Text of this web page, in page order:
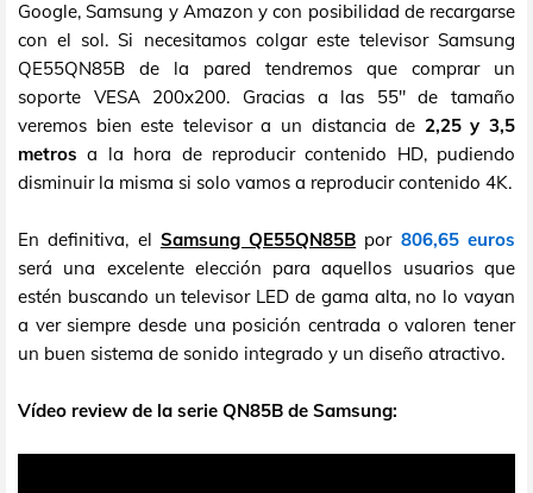
Google, Samsung y Amazon y con posibilidad de recargarse
con el sol. Si necesitamos colgar este televisor Samsung
QE55QN85B de la pared tendremos que comprar un
soporte VESA 200x200. Gracias a las 55" de tamaño
veremos bien este televisor a un distancia de 2,25 y 3,5
metros a la hora de reproducir contenido HD, pudiendo
disminuir la misma si solo vamos a reproducir contenido 4K.
En definitiva, el Samsung QE55QN85B por 806,65 euros
será una excelente elección para aquellos usuarios que
estén buscando un televisor LED de gama alta, no lo vayan
a ver siempre desde una posición centrada o valoren tener
un buen sistema de sonido integrado y un diseño atractivo.
Vídeo review de la serie QN85B de Samsung: